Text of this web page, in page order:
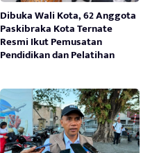
Dibuka Wali Kota, 62 Anggota
Paskibraka Kota Ternate
Resmi Ikut Pemusatan
Pendidikan dan Pelatihan